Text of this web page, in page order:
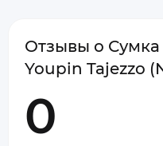
Отзывы о Сумка
Youpin Tajezzo
0